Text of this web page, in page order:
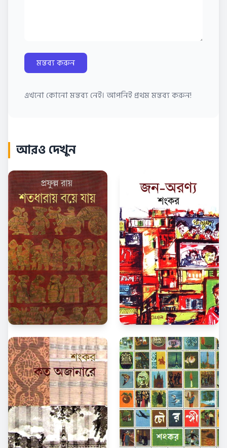
মন্তব্য করুন
এখনো কোনো মন্তব্য নেই। আপনিই প্রথম মন্তব্য করুন!
আরও দেখুন